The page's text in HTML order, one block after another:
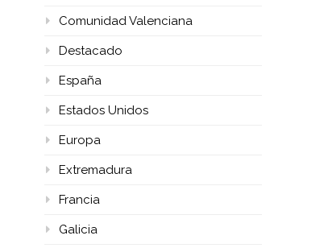
Comunidad Valenciana
Destacado
España
Estados Unidos
Europa
Extremadura
Francia
Galicia